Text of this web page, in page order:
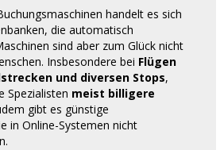
handelt es sich
die automatisch
sind aber zum Glück nicht
Insbesondere bei Flügen
und diversen Stops,
Spezialisten meist billigere
gibt es günstige
in Online-Systemen nicht